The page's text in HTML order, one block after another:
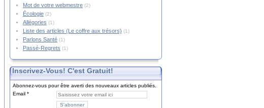
Mot de votre webmestre (2)
Écologie (2)
Allégories (1)
Liste des articles (Le coffre aux trésors) (1)
Parlons Santé (1)
Passé-Regrets (1)
Inscrivez-Vous! C'est Gratuit!
Abonnez-vous pour être averti des nouveaux articles publiés.
Email